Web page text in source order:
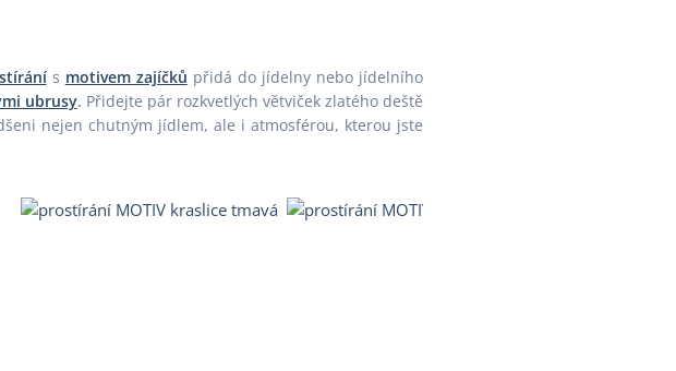
s motivem zajíčků přidá do jídelny nebo jídelního
ubrusy. Přidejte pár rozkvetlých větviček zlatého deště
nejen chutným jídlem, ale i atmosférou, kterou jste